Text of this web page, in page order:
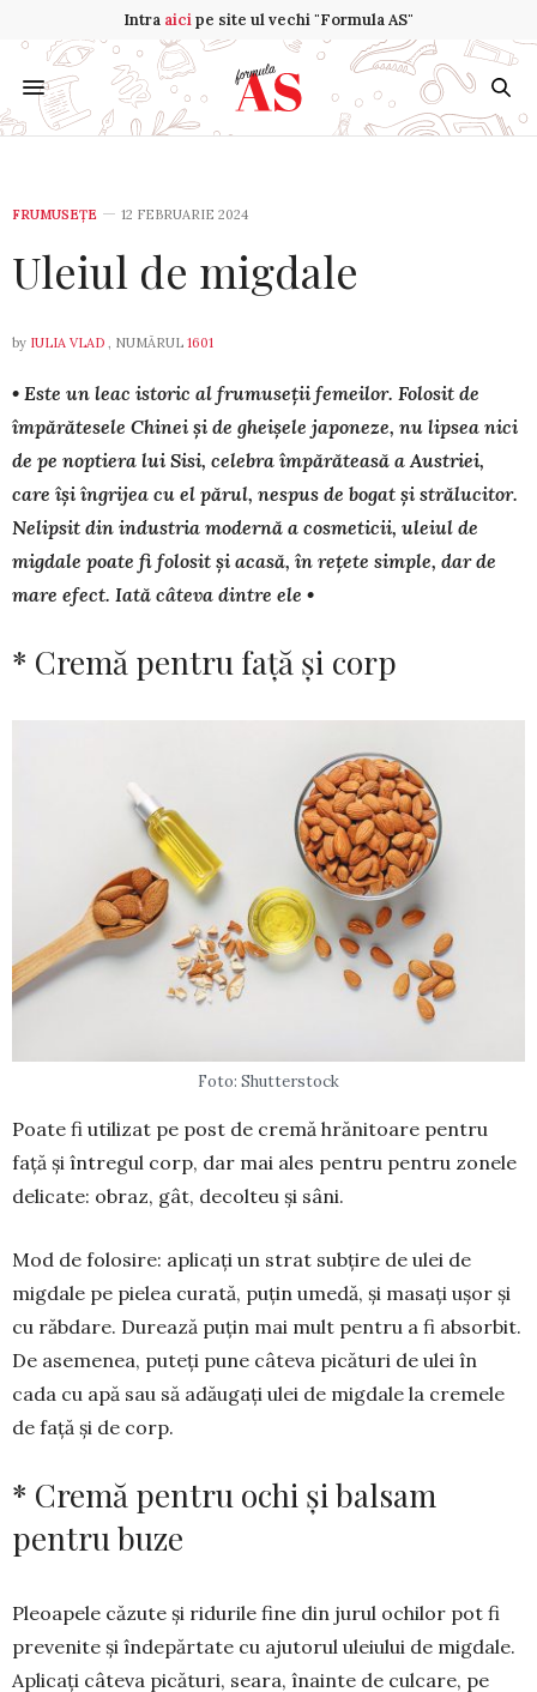
Intra aicipe site ul vechi "Formula AS"
FRUMUSEȚE 12 FEBRUARIE 2024
Uleiul de migdale
by IULIA VLAD , NUMĂRUL 1601
• Este un leac istoric al fru­mu­seții femeilor. Folosit de
împă­ră­tesele Chinei și de gheișele japo­ne­ze, nu lipsea nici
de pe noptiera lui Sisi, celebra împărăteasă a Aus­triei,
care își îngrijea cu el părul, ne­spus de bogat și strălucitor.
Ne­lipsit din industria modernă a cos­me­ticii, ule­iul de
migdale poa­te fi folosit și aca­să, în rețete sim­ple, dar de
mare efect. Iată câteva dintre ele •
* Cremă pentru faţă și corp
Foto: Shutterstock
Poate fi utilizat pe post de cremă hrănitoare pentru
față și întregul corp, dar mai ales pentru pentru zonele
delicate: obraz, gât, decolteu și sâni.
Mod de folosire: aplicați un strat subțire de ulei de
migdale pe pielea curată, puțin umedă, și masați ușor și
cu răbdare. Durează puțin mai mult pentru a fi absorbit.
De asemenea, puteți pune câteva picături de ulei în
cada cu apă sau să adăugați ulei de migdale la cremele
de față și de corp.
* Cremă pentru ochi și balsam
pentru buze
Pleoapele căzute și ridurile fine din jurul ochilor pot fi
prevenite și în­depărtate cu ajuto­rul ule­iu­lui de migdale.
Apli­caţi câte­va pică­turi, seara, înainte de culcare, pe